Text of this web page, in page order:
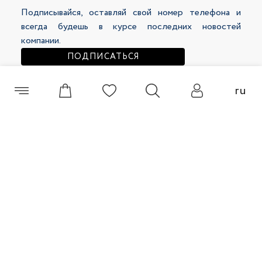
299 000 сум 178 500 сум 319 000 сум 238 500 сум
ru
Подписывайся, оставляй свой номер телефона и
всегда будешь в курсе последних новостей
компании.
ПОДПИСАТЬСЯ
+998 (55) 508 00 60